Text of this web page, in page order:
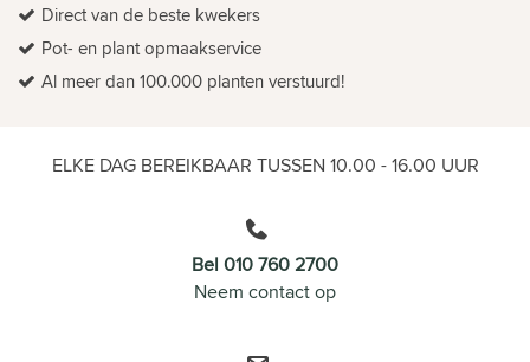
Direct van de beste kwekers
Pot- en plant opmaakservice
Al meer dan 100.000 planten verstuurd!
ELKE DAG BEREIKBAAR TUSSEN 10.00 - 16.00 UUR
Bel 010 760 2700
Neem contact op